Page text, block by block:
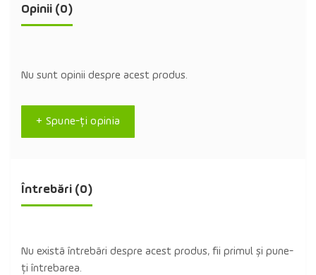
Opinii (0)
Nu sunt opinii despre acest produs.
+ Spune-ţi opinia
Întrebări (0)
Nu există întrebări despre acest produs, fii primul și pune-
ți întrebarea.